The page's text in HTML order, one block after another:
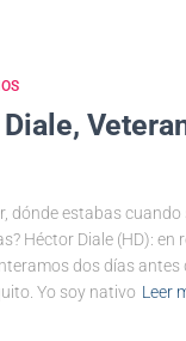
dónde estabas
Héctor Diale (HD): en
dos días antes
Yo soy nativo Leer